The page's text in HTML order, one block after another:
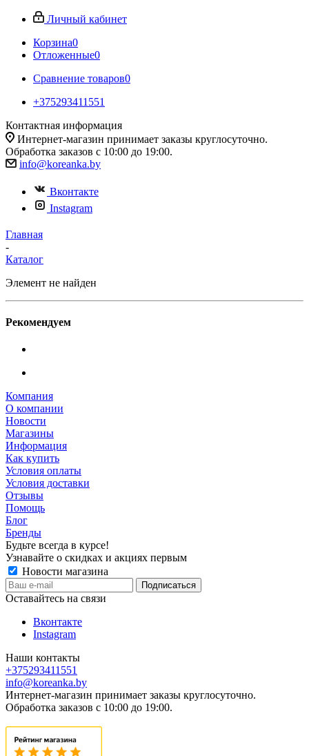
Личный кабинет
Корзина0
Отложенные0
Сравнение товаров0
+375293411551
Контактная информация
Интернет-магазин принимает заказы круглосуточно.
Обработка заказов с 10:00 до 19:00.
info@koreanka.by
Вконтакте
Instagram
Главная
-
Каталог
Элемент не найден
Рекомендуем
Компания
О компании
Новости
Магазины
Информация
Как купить
Условия оплаты
Условия доставки
Отзывы
Помощь
Блог
Бренды
Будьте всегда в курсе!
Узнавайте о скидках и акциях первым
Новости магазина
Оставайтесь на связи
Вконтакте
Instagram
Наши контакты
+375293411551
info@koreanka.by
Интернет-магазин принимает заказы круглосуточно.
Обработка заказов с 10:00 до 19:00.